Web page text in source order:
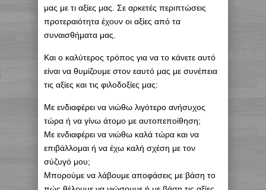
μας με τι αξίες μας. Σε αρκετές περιπτώσεις
προτεραιότητα έχουν οι αξίες από τα
συναισθήματα μας.
Και ο καλύτερος τρόπος για να το κάνετε αυτό
είναι να θυμίζουμε στον εαυτό μας με συνέπεια
τις αξίες και τις φιλοδοξίες μας:
Με ενδιαφέρει να νιώθω λιγότερο ανήσυχος
τώρα ή να γίνω άτομο με αυτοπεποίθηση;
Με ενδιαφέρει να νιώθω καλά τώρα και να
επιβάλλομαι ή να έχω καλή σχέση με τον
σύζυγό μου;
Μπορούμε να λάβουμε αποφάσεις με βάση το